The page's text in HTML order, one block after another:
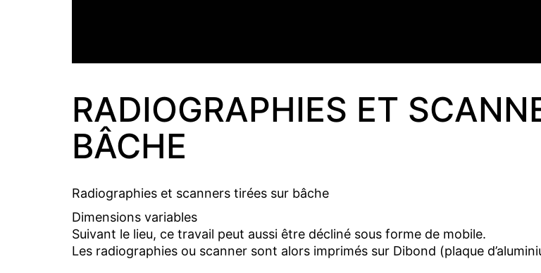
RADIOGRAPHIES ET
BÂCHE
Radiographies et scanners tirées sur bâche
Dimensions variables
Suivant le lieu, ce travail peut aussi être décliné sous forme de mobile.
Les radiographies ou scanner sont alors imprimés sur Dibond (plaque